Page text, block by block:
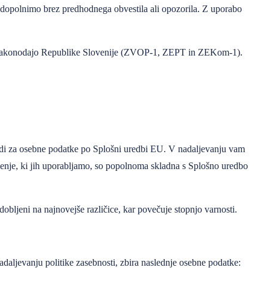
brez predhodnega obvestila ali opozorila. Z uporabo
Republike Slovenije (ZVOP-1, ZEPT in ZEKom-1).
za osebne podatke po Splošni uredbi EU. V nadaljevanju vam
ki jih uporabljamo, so popolnoma skladna s Splošno uredbo
na najnovejše različice, kar povečuje stopnjo varnosti.
politike zasebnosti, zbira naslednje osebne podatke: